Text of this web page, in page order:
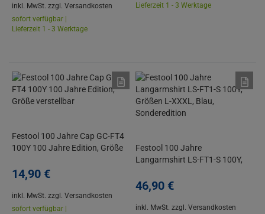
inkl. MwSt. zzgl. Versandkosten
sofort verfügbar |
Lieferzeit 1 - 3 Werktage
Lieferzeit 1 - 3 Werktage
Festool 100 Jahre Cap GC-FT4
100Y 100 Jahre Edition, Größe
14,90 €
inkl. MwSt. zzgl. Versandkosten
sofort verfügbar |
Festool 100 Jahre
Langarmshirt LS-FT1-S 100Y,
Sonderedition
46,90 €
inkl. MwSt. zzgl. Versandkosten